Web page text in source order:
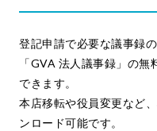
登記申請で必要な議事録
「GVA 法人議事録」の
できます。
本店移転や役員変更など
ンロード可能です。